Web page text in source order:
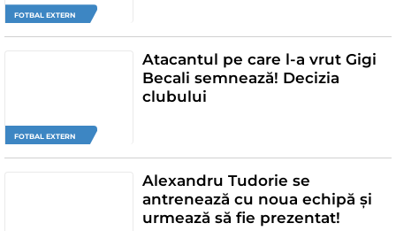
FOTBAL EXTERN
FOTBAL EXTERN
Atacantul pe care l-a vrut Gigi
Becali semnează! Decizia
clubului
Alexandru Tudorie se
antrenează cu noua echipă și
urmează să fie prezentat!